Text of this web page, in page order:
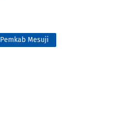
Pemkab Mesuji